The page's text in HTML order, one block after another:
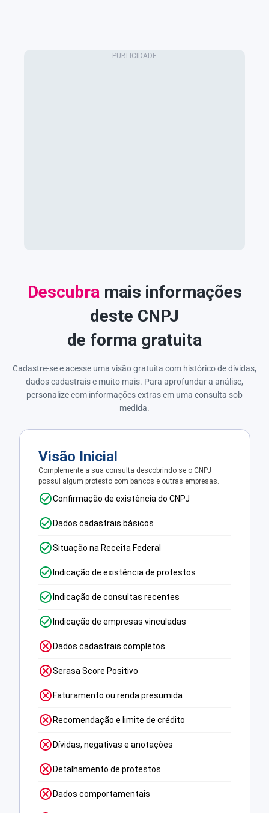
Descubra mais informações
deste CNPJ
de forma gratuita
Cadastre-se e acesse uma visão gratuita com histórico de dívidas,
dados cadastrais e muito mais. Para aprofundar a análise,
personalize com informações extras em uma consulta sob
medida.
Visão Inicial
Complemente a sua consulta descobrindo se o CNPJ
possui algum protesto com bancos e outras empresas.
Confirmação de existência do CNPJ
Dados cadastrais básicos
Situação na Receita Federal
Indicação de existência de protestos
Indicação de consultas recentes
Indicação de empresas vinculadas
Dados cadastrais completos
Serasa Score Positivo
Faturamento ou renda presumida
Recomendação e limite de crédito
Dívidas, negativas e anotações
Detalhamento de protestos
Dados comportamentais